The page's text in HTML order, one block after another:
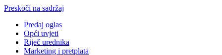
Preskoči na sadržaj
Predaj oglas
Opći uvjeti
Riječ urednika
Marketing i pretplata